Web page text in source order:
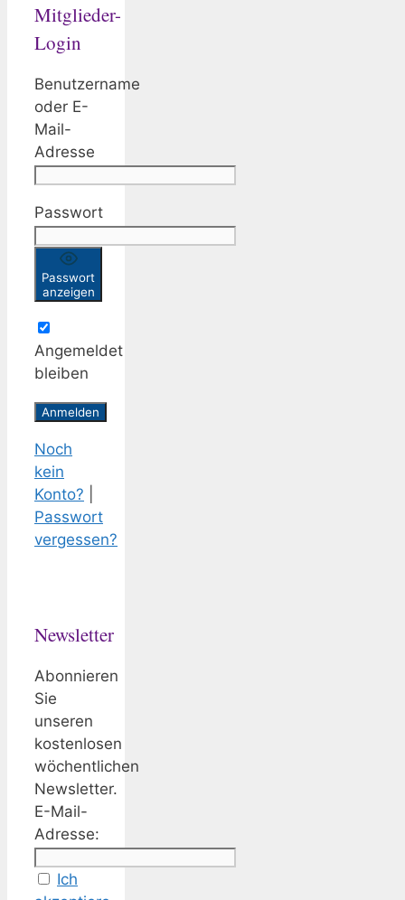
Mitglieder-
Login
Benutzername
oder E-
Mail-
Adresse
Passwort
Passwort
anzeigen
Angemeldet
bleiben
Noch
kein
Konto?
Passwort
vergessen?
Newsletter
Abonnieren
Sie
unseren
kostenlosen
wöchentlichen
Newsletter.
E-Mail-
Adresse:
Ich